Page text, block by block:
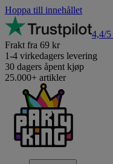
Hoppa till innehållet
4,4/5
Frakt fra 69 kr
1-4 virkedagers levering
30 dagers åpent kjøp
25.000+ artikler